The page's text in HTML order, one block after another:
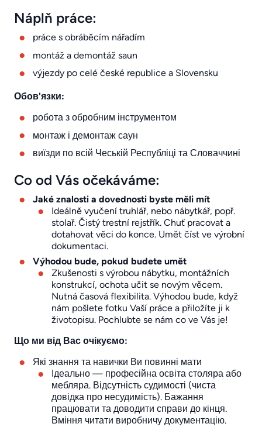
Náplň práce:
práce s obráběcím nářadím
montáž a demontáž saun
výjezdy po celé české republice a Slovensku
Обов'язки:
робота з обробним інструментом
монтаж і демонтаж саун
виїзди по всій Чеській Республіці та Словаччині
Co od Vás očekáváme:
Jaké znalosti a dovednosti byste měli mít
Ideálně vyučení truhlář, nebo nábytkář, popř.
stolař. Čistý trestní rejstřík. Chuť pracovat a
dotahovat věci do konce. Umět číst ve výrobní
dokumentaci.
Výhodou bude, pokud budete umět
Zkušenosti s výrobou nábytku, montážních
konstrukcí, ochota učit se novým věcem.
Nutná časová flexibilita. Výhodou bude, když
nám pošlete fotku Vaší práce a přiložíte ji k
životopisu. Pochlubte se nám co ve Vás je!
Що ми від Вас очікуємо:
Які знання та навички Ви повинні мати
Ідеально — професійна освіта столяра або
мебляра. Відсутність судимості (чиста
довідка про несудимість). Бажання
працювати та доводити справи до кінця.
Вміння читати виробничу документацію.